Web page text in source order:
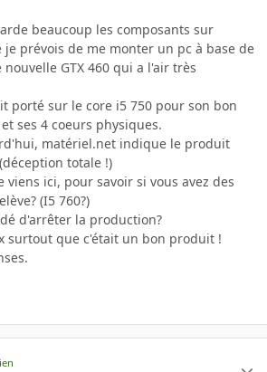
beaucoup les composants sur
prévois de me monter un pc à base de
GTX 460 qui a l'air très
porté sur le core i5 750 pour son bon
ses 4 coeurs physiques.
matériel.net indique le produit
totale !)
viens ici, pour savoir si vous avez des
(I5 760?)
d'arrêter la production?
surtout que c'était un bon produit !